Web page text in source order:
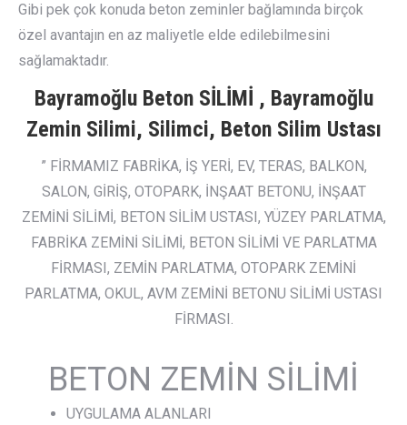
Gibi pek çok konuda beton zeminler bağlamında birçok
özel avantajın en az maliyetle elde edilebilmesini
sağlamaktadır.
Bayramoğlu Beton SİLİMİ , Bayramoğlu
Zemin Silimi, Silimci, Beton Silim Ustası
” FİRMAMIZ FABRİKA, İŞ YERİ, EV, TERAS, BALKON,
SALON, GİRİŞ, OTOPARK, İNŞAAT BETONU, İNŞAAT
ZEMİNİ SİLİMİ, BETON SİLİM USTASI, YÜZEY PARLATMA,
FABRİKA ZEMİNİ SİLİMİ, BETON SİLİMİ VE PARLATMA
FİRMASI, ZEMİN PARLATMA, OTOPARK ZEMİNİ
PARLATMA, OKUL, AVM ZEMİNİ BETONU SİLİMİ USTASI
FİRMASI.
BETON ZEMİN SİLİMİ
UYGULAMA ALANLARI